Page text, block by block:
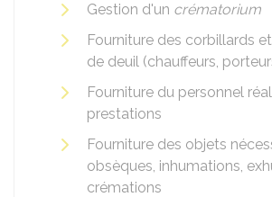
Gestion d'un crématorium
Fourniture des corbillards
de deuil (chauffeurs,
Fourniture du personnel
prestations
Fourniture des objets
obsèques, inhumations,
crémations